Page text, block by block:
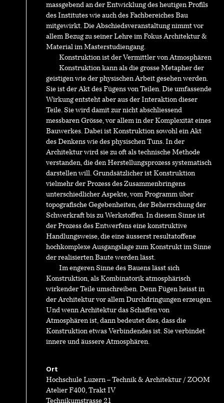
massgebend an der Entwicklung des heutigen Profils
des Institutes wie auch des Fachbereiches Bau
mitgewirkt. Die Abschiedsveranstaltung nimmt vor
allem Bezug zu seiner Lehre im Fokus Architektur &
Material im Masterstudiengang.
Konstruktion ist der Vermittler von Atmosphären
Konstruktion kann als die grosse Metapher der
geistigen wie der physischen Arbeit gesehen werden.
Sie ist der Akt des Fügens von Teilen. Die umfassende
Wirkung entsteht aber aus der Interaktion dieser
Teile. Sie wird damit zur nicht abschliessend
messbaren Grösse, vor allem in der Komplexität eines
Bauwerkes. Dabei ist Konstruktion sowohl ein Akt
des Denkens wie des physischen Tuns. In der
Architektur wird sie zu oft als technische Methode
verstanden, die den Herstellungsprozess systematisch
darstellen will. Grundsätzlicher ist Konstruktion
vielmehr der Prozess des Zusammenbringens
unterschiedlicher Aspekte, vom Programm über
topografische Gegebenheiten, der Beherrschung der
Schwerkraft bis zu Werkstoffen. In diesem Sinne ist
der Prozess des Entwerfens eine konstruktive
Handlungsweise, die eine äusserst resultatoffene
hochkomplexe Ausgangslage zum Konstrukt im Sinne
der realisierten Baute werden lässt.
Im engeren Sinne des Bauens lässt sich
Konstruktion, als Kombinatorik atmosphärisch
wirkender Teile umschreiben. Denn Fügen heisst in
der Architektur vor allem Durchdringungen erzeugen.
Und wenn Architektur das Schaffen von
Atmosphären ist, dann bedeutet dies, dass die
Konstruktion etwas Verbindendes ist. Sie verbindet
innere und äussere Atmosphären.
Ort
Hochschule Luzern – Technik & Architektur / ZOOM
Atelier F400, Trakt IV
Technikumstrasse 21